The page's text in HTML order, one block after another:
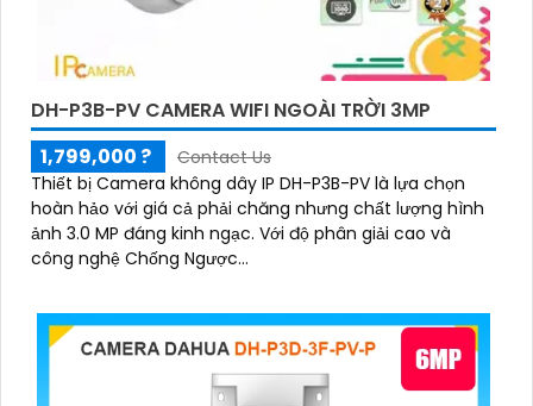
DH-P3B-PV CAMERA WIFI NGOÀI TRỜI 3MP
1,799,000 ?
Contact Us
Thiết bị Camera không dây IP DH-P3B-PV là lựa chọn
hoàn hảo với giá cả phải chăng nhưng chất lượng hình
ảnh 3.0 MP đáng kinh ngạc. Với độ phân giải cao và
công nghệ Chống Ngược...